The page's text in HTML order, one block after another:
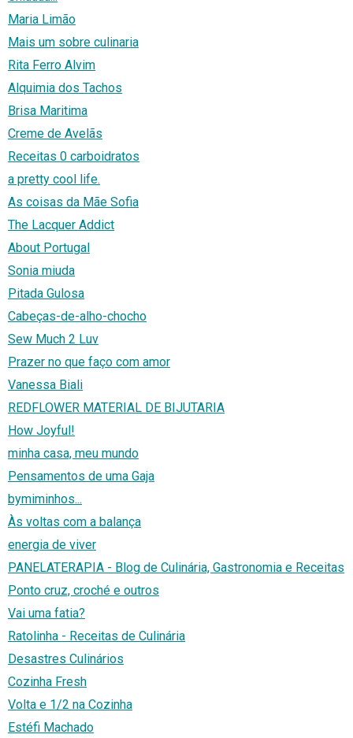
Maria Limão
Mais um sobre culinaria
Rita Ferro Alvim
Alquimia dos Tachos
Brisa Maritima
Creme de Avelãs
Receitas 0 carboidratos
a pretty cool life.
As coisas da Mãe Sofia
The Lacquer Addict
About Portugal
Sonia miuda
Pitada Gulosa
Cabeças-de-alho-chocho
Sew Much 2 Luv
Prazer no que faço com amor
Vanessa Biali
REDFLOWER MATERIAL DE BIJUTARIA
How Joyful!
minha casa, meu mundo
Pensamentos de uma Gaja
bymiminhos...
Às voltas com a balança
energia de viver
PANELATERAPIA - Blog de Culinária, Gastronomia e Receitas
Ponto cruz, croché e outros
Vai uma fatia?
Ratolinha - Receitas de Culinária
Desastres Culinários
Cozinha Fresh
Volta e 1/2 na Cozinha
Estéfi Machado